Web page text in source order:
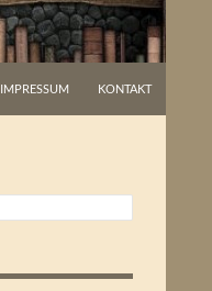
IMPRESSUM KONTAKT